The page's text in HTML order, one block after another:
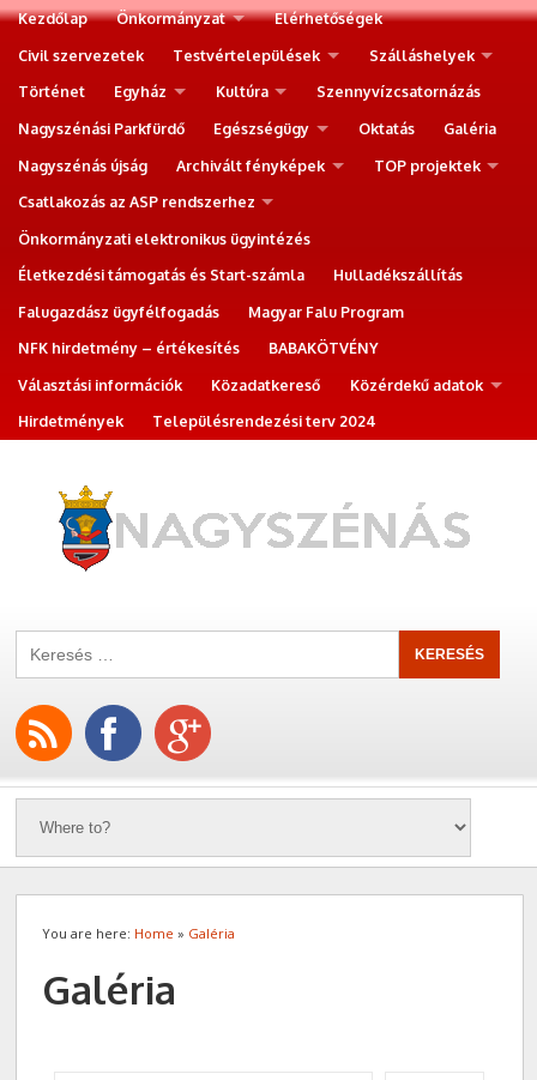
Kezdőlap Önkormányzat
Elérhetőségek
Civil szervezetek
Testvértelepülések
Szálláshelyek
Történet
Egyház Kultúra
Szennyvízcsatornázás
Nagyszénási Parkfürdő
Egészségügy Oktatás
Galéria
Nagyszénás újság
Archivált fényképek
TOP projektek
Csatlakozás az ASP rendszerhez
Önkormányzati elektronikus ügyintézés
Életkezdési támogatás és Start-számla
Hulladékszállítás
Falugazdász ügyfélfogadás
Magyar Falu Program
NFK hirdetmény – értékesítés
BABAKÖTVÉNY
Választási információk
Közadatkereső
Közérdekű adatok
Hirdetmények
Településrendezési terv 2024
You are here: Home » Galéria
Galéria